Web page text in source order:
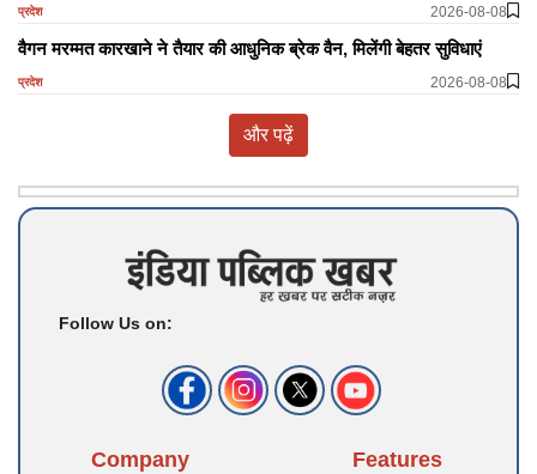
प्रदेश 2026-08-08
वैगन मरम्मत कारखाने ने तैयार की आधुनिक ब्रेक वैन, मिलेंगी बेहतर सुविधाएं
प्रदेश 2026-08-08
और पढ़ें
Follow Us on:
Company Features